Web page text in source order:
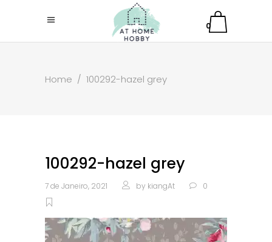
0
Home / 100292-hazel grey
100292-hazel grey
7 de Janeiro, 2021 by kiangAt 0